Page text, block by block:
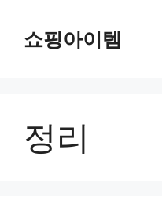
쇼핑아이템
정리